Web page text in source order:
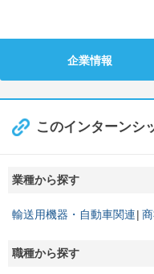
企業情報
このインターンシ
業種から探す
輸送用機器・自動車関連
職種から探す